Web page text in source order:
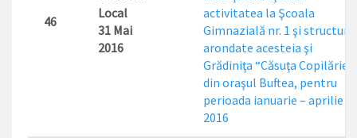
46
Local
31 Mai
2016
activitatea la Şcoala
Gimnazială nr. 1 şi
arondate acesteia şi
Grădiniţa “Căsuţa Copilăriei”
din oraşul Buftea, pentru
perioada ianuarie – aprilie
2016